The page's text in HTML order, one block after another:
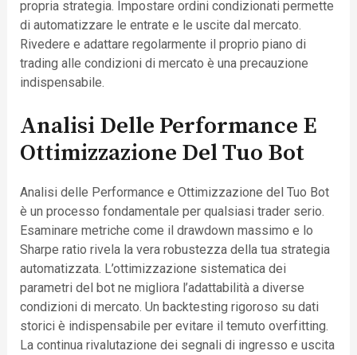
propria strategia. Impostare ordini condizionati permette
di automatizzare le entrate e le uscite dal mercato.
Rivedere e adattare regolarmente il proprio piano di
trading alle condizioni di mercato è una precauzione
indispensabile.
Analisi Delle Performance E
Ottimizzazione Del Tuo Bot
Analisi delle Performance e Ottimizzazione del Tuo Bot
è un processo fondamentale per qualsiasi trader serio.
Esaminare metriche come il drawdown massimo e lo
Sharpe ratio rivela la vera robustezza della tua strategia
automatizzata. L’ottimizzazione sistematica dei
parametri del bot ne migliora l’adattabilità a diverse
condizioni di mercato. Un backtesting rigoroso su dati
storici è indispensabile per evitare il temuto overfitting.
La continua rivalutazione dei segnali di ingresso e uscita